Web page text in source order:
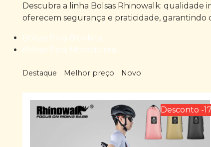
Descubra a linha Bolsas Rhinowalk: qualidade
oferecem segurança e praticidade, garantindo
Bolsas Para Bicicleta
Bolsas Para Motocicleta
Destaque Melhor preço Novo
Desconto -